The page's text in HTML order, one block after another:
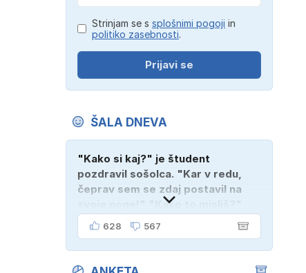
Strinjam se s splošnimi pogoji in
politiko zasebnosti.
Prijavi se
ŠALA DNEVA
"Kako si kaj?" je študent
pozdravil sošolca. "Kar v redu,
čeprav sem se zdaj postavil na
svoje noge!" "Kako to misliš?"
"Oče mi je vzel avto!"
628 567